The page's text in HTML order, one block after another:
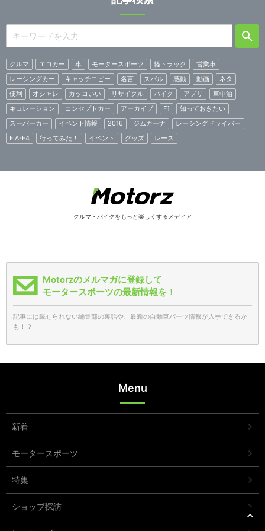
クルマ エコカー 車 モータースポーツ 軽トラック
営業車
レーシングカー
キャッチコピー 名言 スバル 感動 動画
ネタ
便利
オシャレ カッコいい リサイクル バイク アプリ
車中泊
キュレーション
コンセプトカー アーカイブ F1
知っておきたい
スーパーカー
イベント情報 2016 ジムカーナ
レーシングドライバー
FIA-F4
行ってみた！ イベント グッズ レース
クルマ・バイクをもっと楽しくするメディア
Motorzのメルマガに登録して
モータースポーツの最新情報を！
記事には載せられない編集部の裏話や、最新の自動車パーツ情報が入手できるか
も！？
Menu
新着
モータースポーツ
特集
ショップ探訪